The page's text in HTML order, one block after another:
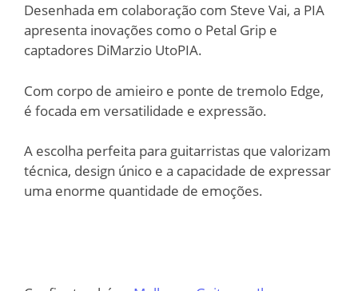
Desenhada em colaboração com Steve Vai, a PIA
apresenta inovações como o Petal Grip e
captadores DiMarzio UtoPIA.
Com corpo de amieiro e ponte de tremolo Edge,
é focada em versatilidade e expressão.
A escolha perfeita para guitarristas que valorizam
técnica, design único e a capacidade de expressar
uma enorme quantidade de emoções.